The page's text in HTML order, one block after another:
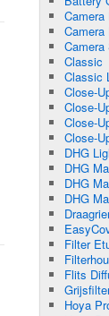
Camera
Camera
Classic
Classic
Close-
Close-
Close-
Close-
DHG
DHG
DHG
DHG
Filter
Flits
Hoya